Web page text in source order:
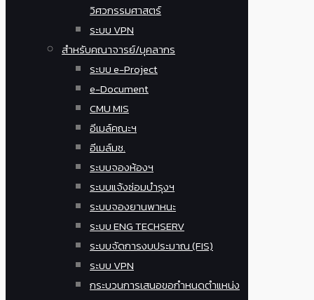
วิศวกรรมศาสตร์
ระบบ VPN
สำหรับคณาจารย์/บุคลากร
ระบบ e-Project
e-Document
CMU MIS
อีเมล์คณะฯ
อีเมล์มช.
ระบบจองห้องฯ
ระบบแจ้งซ่อมบำรุงฯ
ระบบจองยานพาหนะ
ระบบ ENG TECHSERV
ระบบจัดการงบประมาณ (FIS)
ระบบ VPN
กระบวนการเสนอขอกำหนดตำแหน่ง